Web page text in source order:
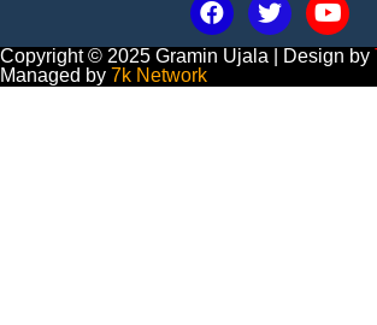
Copyright © 2025 Gramin Ujala | Design by
Managed by 7k Network